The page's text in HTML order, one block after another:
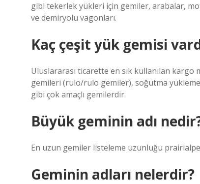
gibi tekerlek yükleri için gemiler, arabalar,
ve demiryolu vagonları.
Kaç çeşit yük gemisi
Uluslararası ticarette en sık kullanılan
gemileri (rulo/rulo gemiler), soğutma yükleme
gibi çok amaçlı gemilerdir.
Büyük geminin adı
En uzun gemiler listeleme uzunluğu
Geminin adları nelerdir?